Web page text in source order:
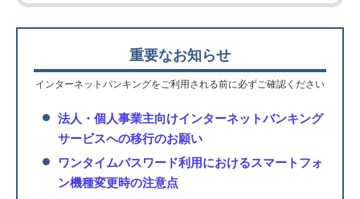
重要なお知らせ
インターネットバンキングをご利用される前に必ずご確認ください
法人・個人事業主向けインターネットバンキング
サービスへの移行のお願い
ワンタイムパスワード利用におけるスマートフォ
ン機種変更時の注意点